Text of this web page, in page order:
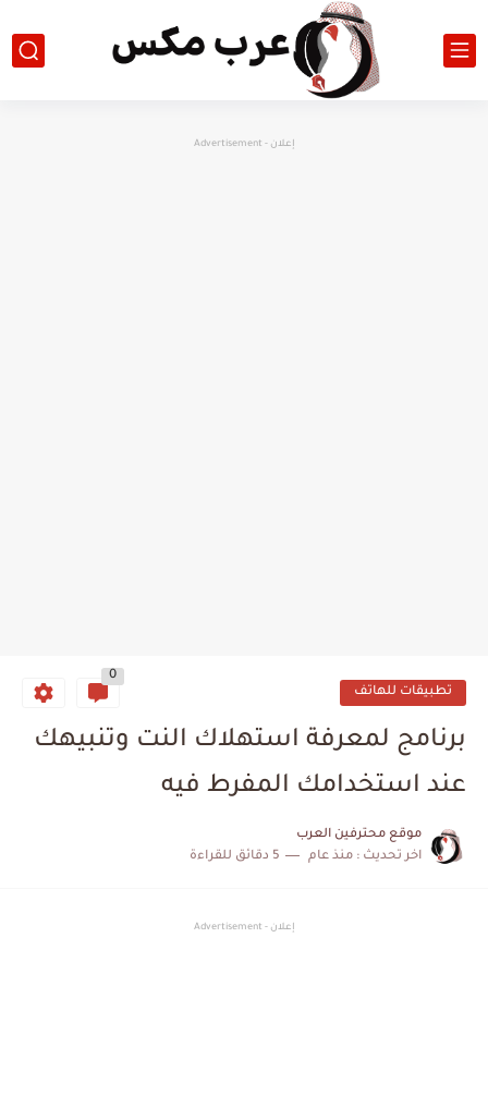
إعلان - Advertisement
تطبيقات للهاتف
0
برنامج لمعرفة استهلاك النت وتنبيهك
عند استخدامك المفرط فيه
موقع محترفين العرب
اخر تحديث : منذ عام 5 دقائق للقراءة
إعلان - Advertisement